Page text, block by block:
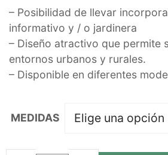
– Posibilidad de llevar
informativo y / o jardinera
– Diseño atractivo que permite
entornos urbanos y rurales.
– Disponible en diferentes
MEDIDAS